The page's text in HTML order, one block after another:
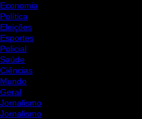
Economia
Política
Eleições
Esportes
Policial
Saúde
Ciências
Mundo
Geral
Jornalismo
Jornalismo